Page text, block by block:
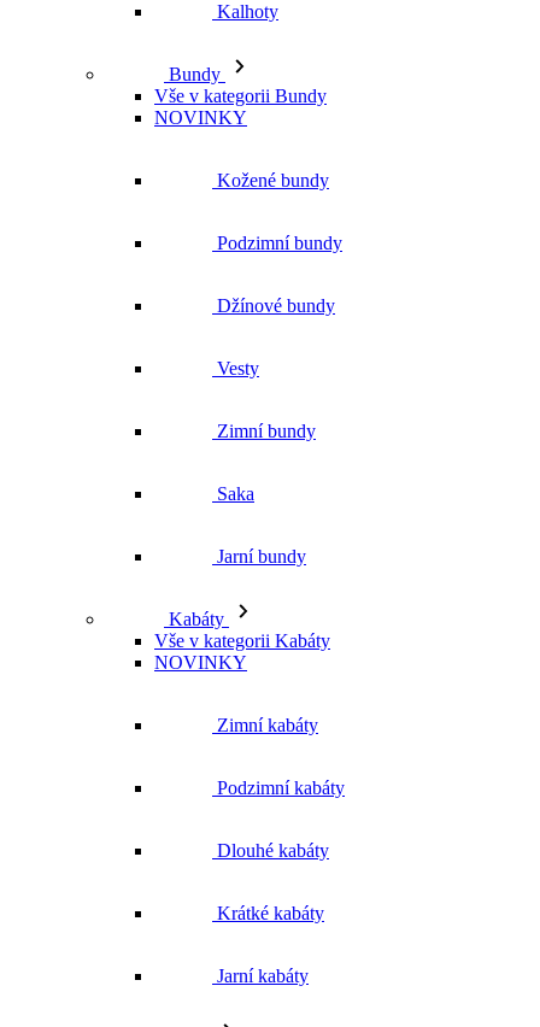
Kalhoty
Bundy
Vše v kategorii Bundy
NOVINKY
Kožené bundy
Podzimní bundy
Džínové bundy
Vesty
Zimní bundy
Saka
Jarní bundy
Kabáty
Vše v kategorii Kabáty
NOVINKY
Zimní kabáty
Podzimní kabáty
Dlouhé kabáty
Krátké kabáty
Jarní kabáty